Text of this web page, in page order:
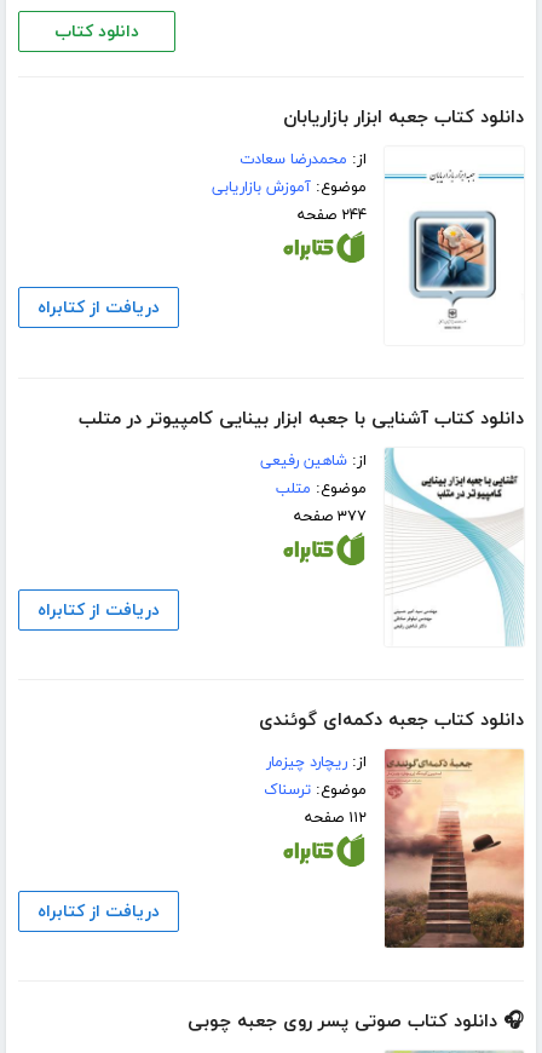
دانلود کتاب
دانلود کتاب جعبه ابزار بازاریابان
از: محمدرضا سعادت
موضوع:آموزش بازاریابی
۲۴۴ صفحه
دریافت از کتابراه
دانلود کتاب آشنایی با جعبه ابزار بینایی کامپیوتر در متلب
از:شاهین رفیعی
موضوع: متلب
۳۷۷ صفحه
دریافت از کتابراه
دانلود کتاب جعبه دکمه‌ای گوئندی
از:ریچارد چیزمار
موضوع:ترسناک
۱۱۲ صفحه
دریافت از کتابراه
🎧 دانلود کتاب صوتی پسر روی جعبه چوبی